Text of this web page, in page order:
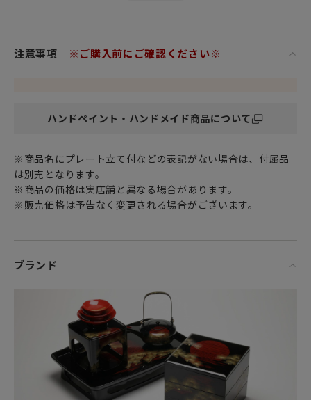
注意事項 ※ご購入前にご確認ください※
ハンドペイント・ハンドメイド商品について
※商品名にプレート立て付などの表記がない場合は、付属品
は別売となります。
※商品の価格は実店舗と異なる場合があります。
※販売価格は予告なく変更される場合がございます。
ブランド